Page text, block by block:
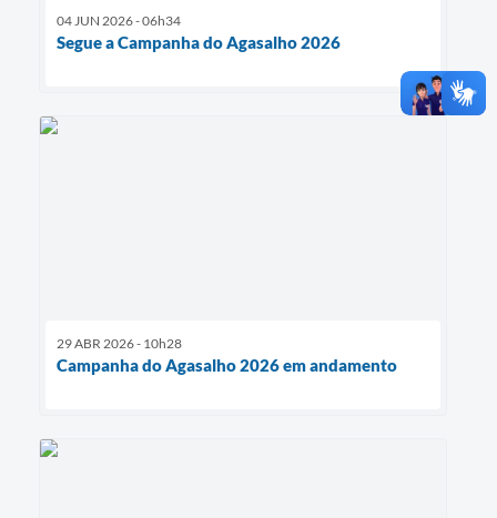
04 JUN 2026 - 06h34
Segue a Campanha do Agasalho 2026
29 ABR 2026 - 10h28
Campanha do Agasalho 2026 em andamento